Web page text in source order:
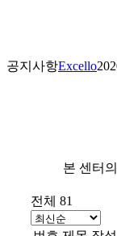
공지사항Excello
본 센터
전체 81